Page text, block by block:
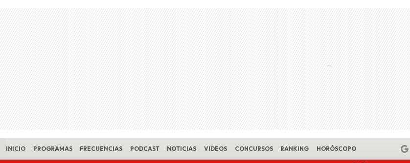
Skip to main content
INICIO PROGRAMAS FRECUENCIAS PODCAST NOTICIAS VIDEOS CONCURSOS RANKING HORÓSCOPO